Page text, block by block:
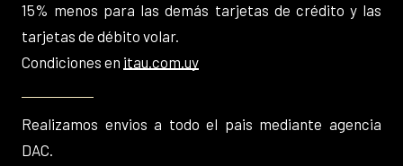
15% menos para las demás tarjetas de crédito y las
tarjetas de débito volar.
Condiciones en itau.com.uy
Realizamos envios a todo el pais mediante agencia
DAC.